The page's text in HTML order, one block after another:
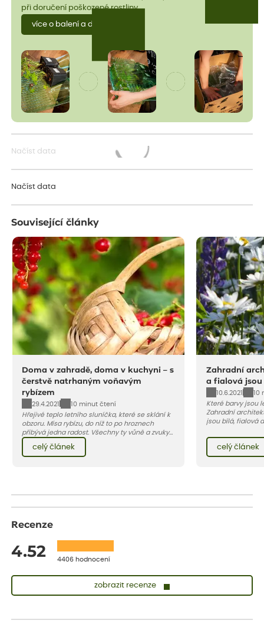
při doručení poškozené rostliny.
více o balení a dopravě
Načíst data
Načíst data
Související články
Doma v zahradě, doma v kuchyni – s
čerstvě natrhaným voňavým
rybízem
29.4.2021
10 minut čtení
Hřejivé teplo letního sluníčka, které se sklání k
obzoru. Mísa rybízu, do níž to po hroznech
přibývá jedna radost. Všechny ty vůně a zvuky
červencové zahrady. Sklizeň rybízu do kuchyně
vnese neuvěřitelný klid a radost. A taky trochu
bezstarostnosti dětství při mlsání babiččina
celý článek
Zahradní
a fialová jsou
10.6.2021
10
Které barvy jsou
Zahradní
jsou bílá, fialová
záhon, terasu či
obléknout i vy.
celý článek
Recenze
4.52 4406 hodnocení
zobrazit recenze